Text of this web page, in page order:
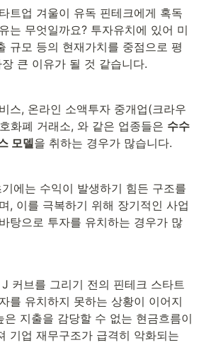
트업 겨울이 유독 핀테크에게 혹독
는 무엇일까요? 투자유치에 있어 미
규모 등의 현재가치를 중점으로 평
큰 이유가 될 것 같습니다.
스, 온라인 소액투자 중개업(크라우
화폐 거래소, 와 같은 업종들은 수수
모델을 취하는 경우가 많습니다.
에는 수익이 발생하기 힘든 구조를
, 이를 극복하기 위해 장기적인 사업
탕으로 투자를 유치하는 경우가 많
커브를 그리기 전의 핀테크 스타트
를 유치하지 못하는 상황이 이어지
은 지출을 감당할 수 없는 현금흐름이
기업 재무구조가 급격히 악화되는